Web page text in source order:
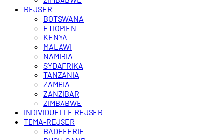
REJSER
BOTSWANA
ETIOPIEN
KENYA
MALAWI
NAMIBIA
SYDAFRIKA
TANZANIA
ZAMBIA
ZANZIBAR
ZIMBABWE
INDIVIDUELLE REJSER
TEMA-REJSER
BADEFERIE